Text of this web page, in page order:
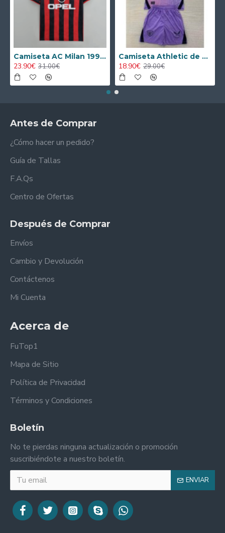
Camiseta AC Milan 1995/1996 Local Retro
23.90€ 31.00€
Camiseta Athletic de Bilbao 2024/2025 Alternativo Niño Kit
18.90€ 29.00€
Antes de Comprar
¿Cómo hacer un pedido?
Guía de Tallas
F.A.Qs
Centro de Ofertas
Después de Comprar
Envíos
Cambio y Devolución
Contáctenos
Mi Cuenta
Acerca de
FuTop1
Mapa de Sitio
Política de Privacidad
Términos y Condiciones
Boletín
No te pierdas ninguna actualización o promoción
suscribiéndote a nuestro boletín.
ENVIAR